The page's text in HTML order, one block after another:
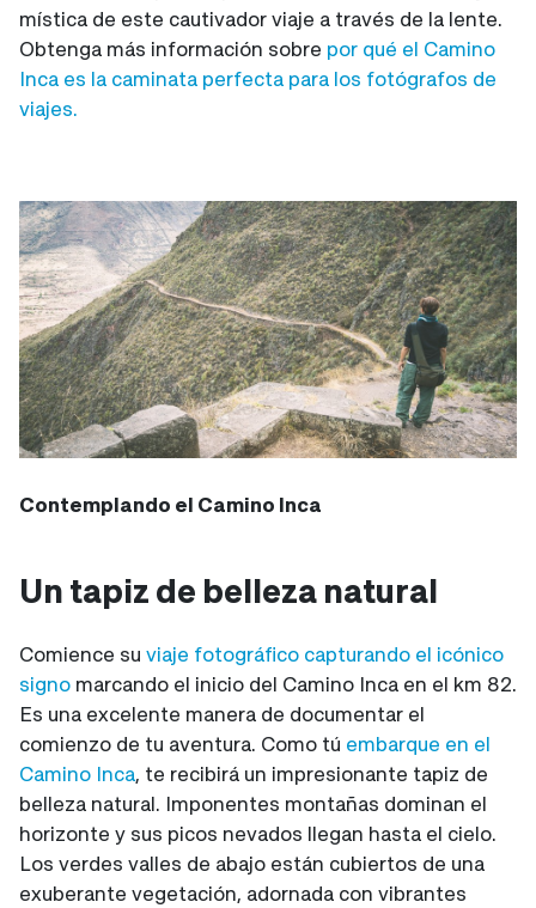
mística de este cautivador viaje a través de la lente.
Obtenga más información sobre por qué el Camino
Inca es la caminata perfecta para los fotógrafos de
viajes.
Contemplando el Camino Inca
Un tapiz de belleza natural
Comience su viaje fotográfico capturando el icónico
signo marcando el inicio del Camino Inca en el km 82.
Es una excelente manera de documentar el
comienzo de tu aventura. Como tú embarque en el
Camino Inca, te recibirá un impresionante tapiz de
belleza natural. Imponentes montañas dominan el
horizonte y sus picos nevados llegan hasta el cielo.
Los verdes valles de abajo están cubiertos de una
exuberante vegetación, adornada con vibrantes